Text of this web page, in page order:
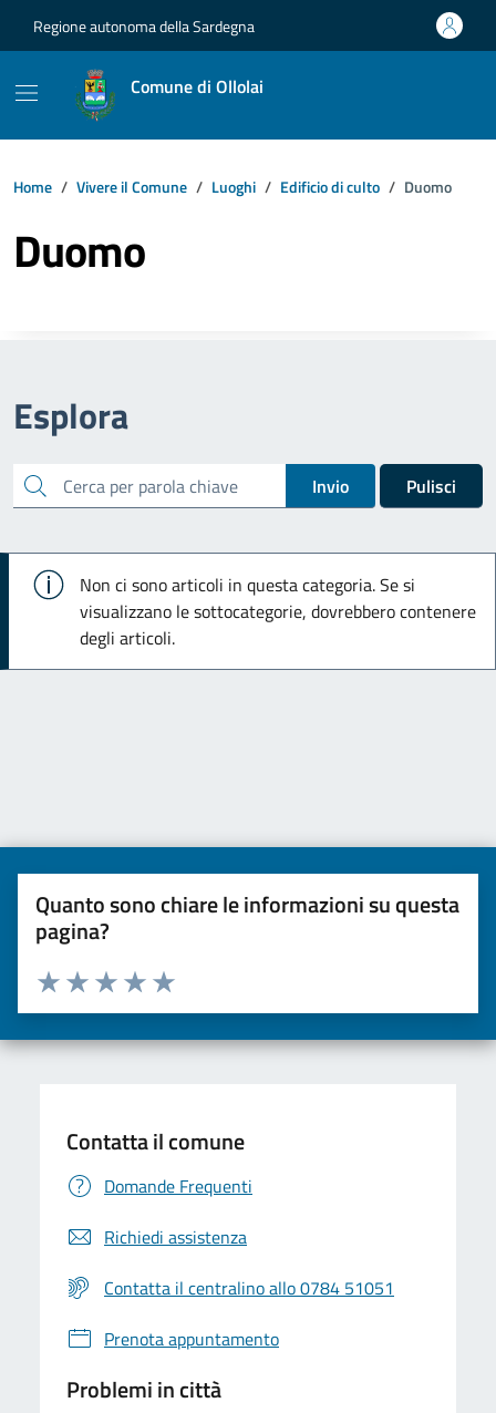
Regione autonoma della Sardegna
Comune di Ollolai
Home Vivere il Comune Luoghi Edificio di culto Duomo
Duomo
Esplora
cerca Invio Pulisci
Info
Non ci sono articoli in questa categoria. Se si
visualizzano le sottocategorie, dovrebbero contenere
degli articoli.
Quanto sono chiare le informazioni su questa
pagina?
Valuta da 1 a 5 stelle la pagina
Valuta 5 stelle su 5
Valuta 4 stelle su 5
Valuta 3 stelle su 5
Valuta 2 stelle su 5
Valuta una stella su 5
Contatta il comune
Domande Frequenti
Richiedi assistenza
Contatta il centralino allo 0784 51051
Prenota appuntamento
Problemi in città